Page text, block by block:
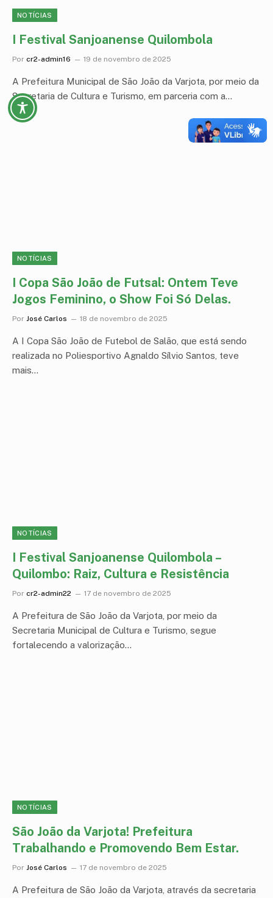
NOTÍCIAS
I Festival Sanjoanense Quilombola
Por cr2-admin16 19 de novembro de 2025
A Prefeitura Municipal de São João da Varjota, por meio da
Secretaria de Cultura e Turismo, em parceria com a…
NOTÍCIAS
I Copa São João de Futsal: Ontem Teve
Jogos Feminino, o Show Foi Só Delas.
Por José Carlos 18 de novembro de 2025
A I Copa São João de Futebol de Salão, que está sendo
realizada no Poliesportivo Agnaldo Sílvio Santos, teve
mais…
NOTÍCIAS
I Festival Sanjoanense Quilombola –
Quilombo: Raiz, Cultura e Resistência
Por cr2-admin22 17 de novembro de 2025
A Prefeitura de São João da Varjota, por meio da
Secretaria Municipal de Cultura e Turismo, segue
fortalecendo a valorização…
NOTÍCIAS
São João da Varjota! Prefeitura
Trabalhando e Promovendo Bem Estar.
Por José Carlos 17 de novembro de 2025
A Prefeitura de São João da Varjota, através da secretaria